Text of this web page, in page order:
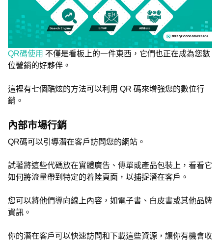
QR碼使用 不僅是看板上的一件東西，它們也正在成為您數
位營銷的好夥伴。
這裡有七個酷炫的方法可以利用 QR 碼來增強您的數位行
銷。
內部市場行銷
QR碼可以引導潛在客戶訪問您的網站。
試著將這些代碼放在實體廣告、傳單或產品包裝上，看看它
如何將流量帶到特定的着陸頁面，以捕捉潛在客戶。
您可以將他們導向線上內容，如電子書、白皮書或其他品牌
資訊。
你的潛在客戶可以快速訪問和下載這些資源，讓你有機會收